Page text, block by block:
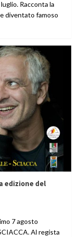
Racconta la
diventato famoso
edizione del
7 agosto
Al regista